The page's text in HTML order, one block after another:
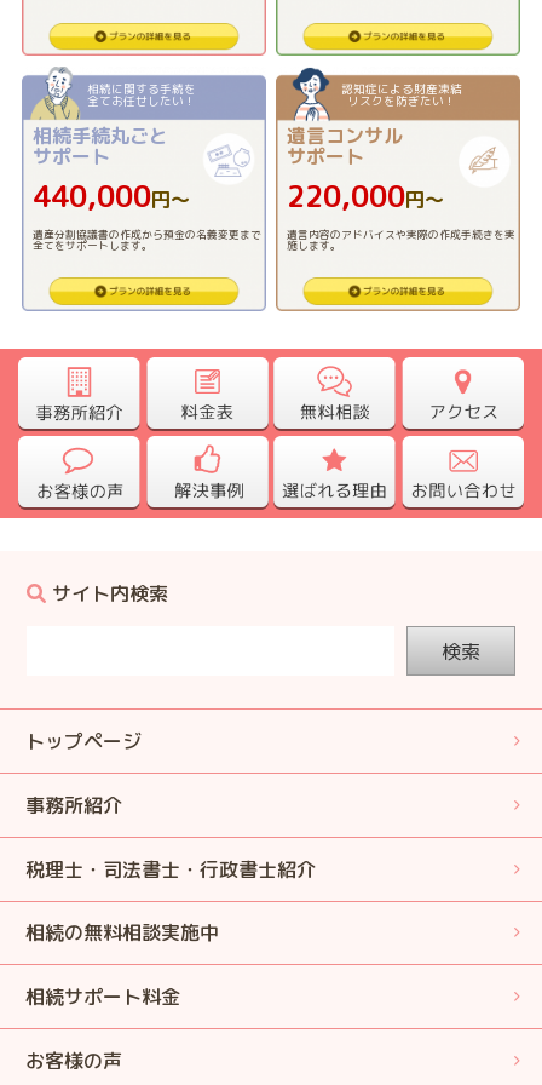
相続に関する手続を
全てお任せしたい！
相続手続丸ごと
サポート
440,000円〜
遺産分割協議書の作成から預金の名義変更まで
全てをサポートします。
認知症による財産凍結
リスクを防ぎたい！
遺言コンサル
サポート
220,000円〜
遺言内容のアドバイスや実際の作成手続きを実
施します。
サイト内検索
検索
トップページ
事務所紹介
税理士・司法書士・行政書士紹介
相続の無料相談実施中
相続サポート料金
お客様の声